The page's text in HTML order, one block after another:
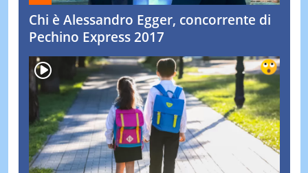
Chi è Alessandro Egger, concorrente di
Pechino Express 2017